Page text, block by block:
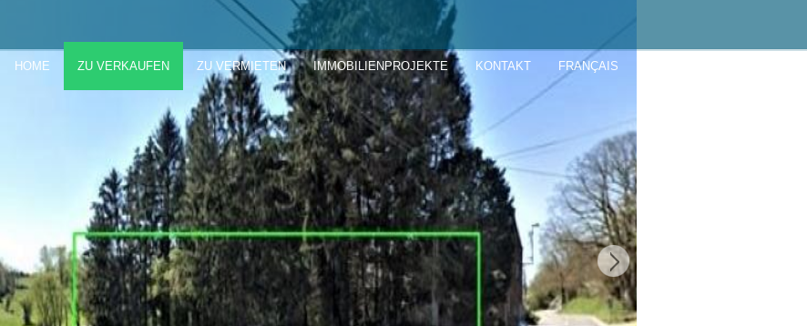
HOME ZU VERKAUFEN ZU VERMIETEN IMMOBILIENPROJEKTE KONTAKT FRANÇAIS